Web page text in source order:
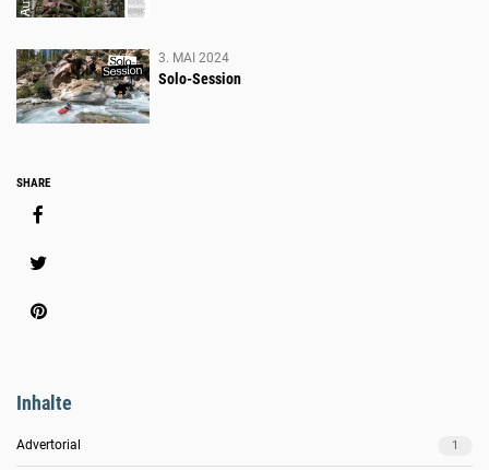
3. MAI 2024
Solo-Session
Social
Media
Share
SHARE
Inhalte
Advertorial 1